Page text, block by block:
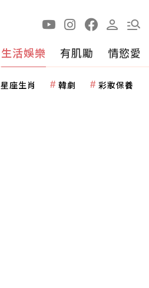
生活娛樂 有肌勵 情慾愛
星座生肖 韓劇 彩妝保養